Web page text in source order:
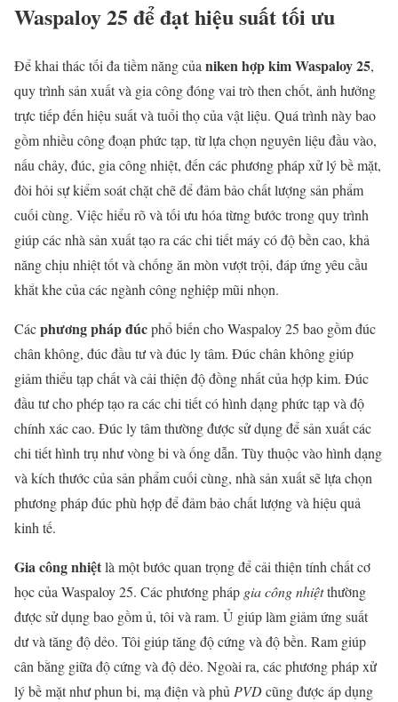
Waspaloy 25 để đạt hiệu suất tối ưu
Để khai thác tối đa tiềm năng của niken hợp kim Waspaloy 25,
quy trình sản xuất và gia công đóng vai trò then chốt, ảnh hưởng
trực tiếp đến hiệu suất và tuổi thọ của vật liệu. Quá trình này bao
gồm nhiều công đoạn phức tạp, từ lựa chọn nguyên liệu đầu vào,
nấu chảy, đúc, gia công nhiệt, đến các phương pháp xử lý bề mặt,
đòi hỏi sự kiểm soát chặt chẽ để đảm bảo chất lượng sản phẩm
cuối cùng. Việc hiểu rõ và tối ưu hóa từng bước trong quy trình
giúp các nhà sản xuất tạo ra các chi tiết máy có độ bền cao, khả
năng chịu nhiệt tốt và chống ăn mòn vượt trội, đáp ứng yêu cầu
khắt khe của các ngành công nghiệp mũi nhọn.
Cácphương pháp đúcphổ biến cho Waspaloy 25 bao gồm đúc
chân không, đúc đầu tư và đúc ly tâm. Đúc chân không giúp
giảm thiểu tạp chất và cải thiện độ đồng nhất của hợp kim. Đúc
đầu tư cho phép tạo ra các chi tiết có hình dạng phức tạp và độ
chính xác cao. Đúc ly tâm thường được sử dụng để sản xuất các
chi tiết hình trụ như vòng bi và ống dẫn. Tùy thuộc vào hình dạng
và kích thước của sản phẩm cuối cùng, nhà sản xuất sẽ lựa chọn
phương pháp đúc phù hợp để đảm bảo chất lượng và hiệu quả
kinh tế.
Gia công nhiệtlà một bước quan trọng để cải thiện tính chất cơ
học của Waspaloy 25. Các phương pháp gia công nhiệtthường
được sử dụng bao gồm ủ, tôi và ram. Ủ giúp làm giảm ứng suất
dư và tăng độ dẻo. Tôi giúp tăng độ cứng và độ bền. Ram giúp
cân bằng giữa độ cứng và độ dẻo. Ngoài ra, các phương pháp xử
lý bề mặt như phun bi, mạ điện và phủ PVDcũng được áp dụng